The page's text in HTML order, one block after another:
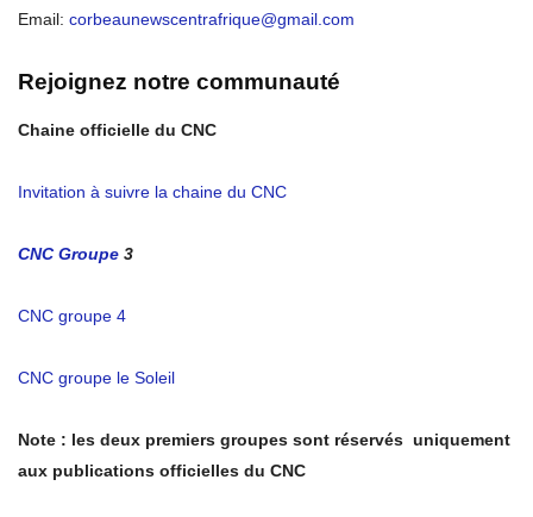
Email: corbeaunewscentrafrique@gmail.com
Rejoignez notre communauté
Chaine officielle du CNC
Invitation à suivre la chaine du CNC
CNC Groupe 3
CNC groupe 4
CNC groupe le Soleil
Note : les deux premiers groupes sont réservés uniquement
aux publications officielles du CNC